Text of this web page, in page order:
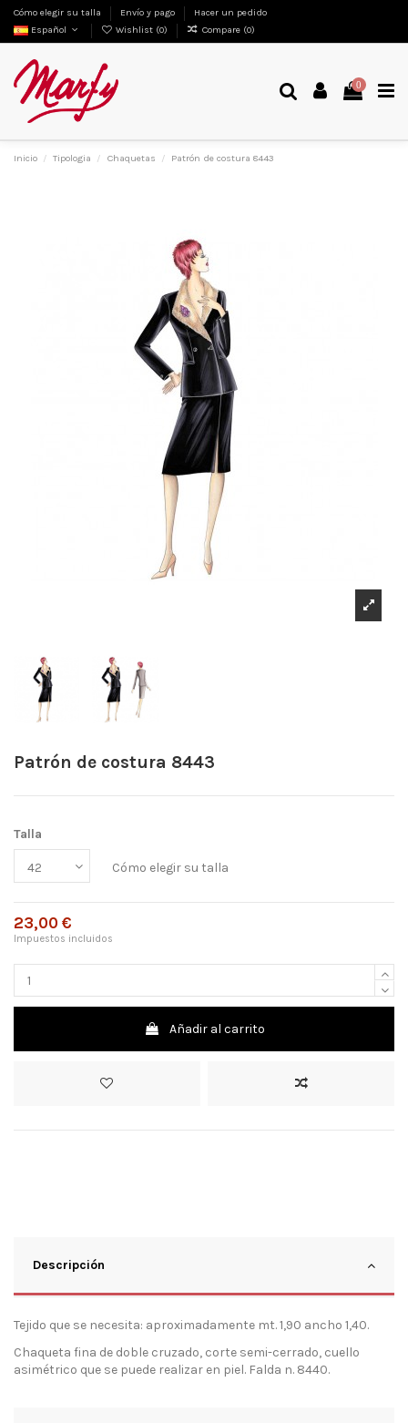
Cómo elegir su talla Envío y pago
Hacer un pedido
Español
Wishlist (0) Compare (0)
0
Inicio Tipologia Chaquetas Patrón de costura 8443
Patrón de costura 8443
Talla
Cómo elegir su talla
23,00 €
Impuestos incluidos
Añadir al carrito
Descripción
Tejido que se necesita: aproximadamente mt. 1,90 ancho 1,40.
Chaqueta fina de doble cruzado, corte semi-cerrado, cuello
asimétrico que se puede realizar en piel. Falda n. 8440.